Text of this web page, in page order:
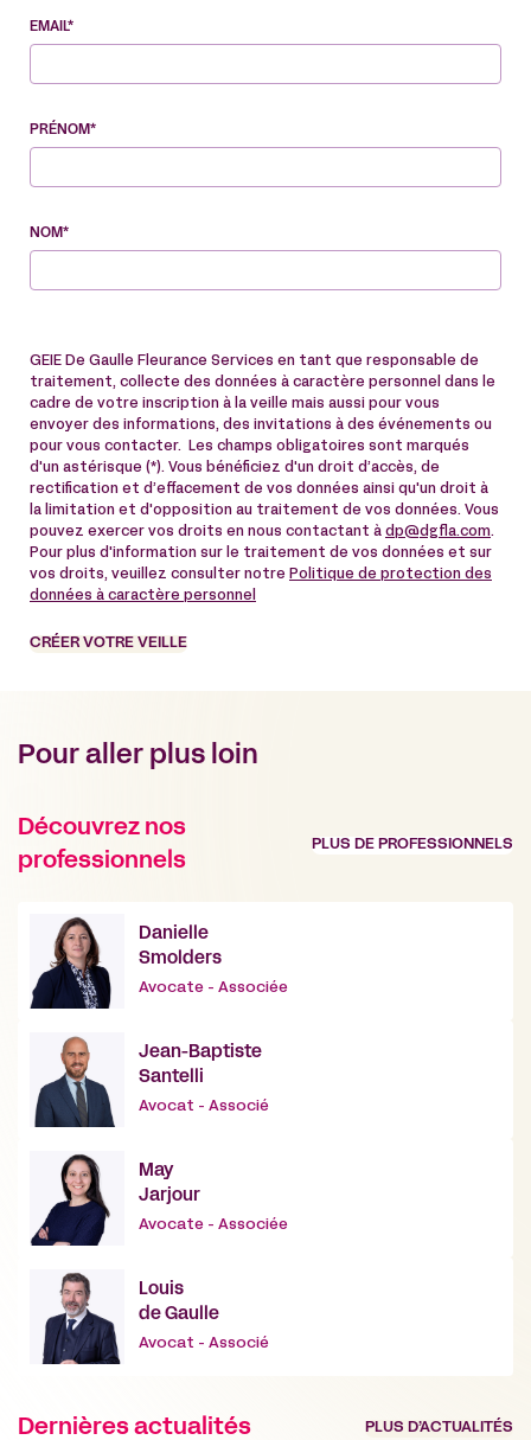
EMAIL*
PRÉNOM*
NOM*
GEIE De Gaulle Fleurance Services en tant que responsable de
traitement, collecte des données à caractère personnel dans le
cadre de votre inscription à la veille mais aussi pour vous
envoyer des informations, des invitations à des événements ou
pour vous contacter. Les champs obligatoires sont marqués
d'un astérisque (*). Vous bénéficiez d'un droit d’accès, de
rectification et d’effacement de vos données ainsi qu'un droit à
la limitation et d'opposition au traitement de vos données. Vous
pouvez exercer vos droits en nous contactant à dp@dgfla.com.
Pour plus d'information sur le traitement de vos données et sur
vos droits, veuillez consulter notre Politique de protection des
données à caractère personnel
CRÉER VOTRE VEILLE
Pour aller plus loin
Découvrez nos
professionnels
PLUS DE PROFESSIONNELS
Danielle
Smolders
Avocate - Associée
Jean-Baptiste
Santelli
Avocat - Associé
May
Jarjour
Avocate - Associée
Louis
de Gaulle
Avocat - Associé
Dernières actualités PLUS D’ACTUALITÉS